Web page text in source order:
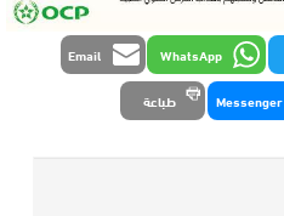
WhatsApp
Email
Messenger طباعة